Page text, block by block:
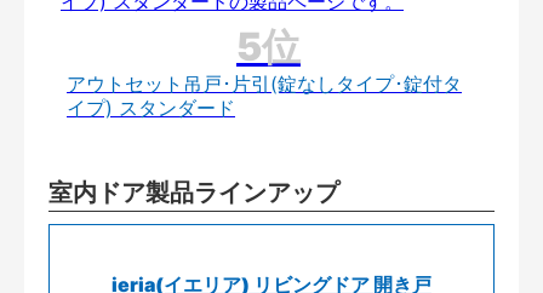
アウトセット吊戸･片引(錠なしタイプ･錠付タ
イプ) スタンダード
室内ドア製品ラインアップ
ieria(イエリア) リビングドア 開き戸